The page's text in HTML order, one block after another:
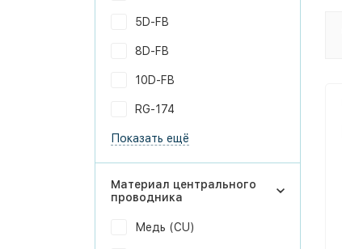
5D-FB
8D-FB
10D-FB
RG-174
Показать ещё
Материал центрального
проводника
Медь (CU)